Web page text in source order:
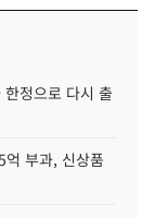
정으로 다시 출
억 부과, 신상품